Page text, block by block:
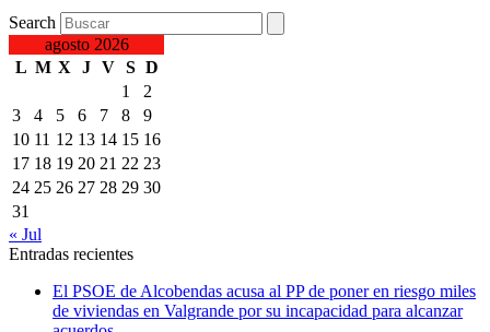
Search
agosto 2026
L M X J V S D
1
2
3
4 5 6 7 8
9
10 11 12 13 14 15 16
17 18 19 20 21 22 23
24 25 26 27 28 29 30
31
« Jul
Entradas recientes
El PSOE de Alcobendas acusa al PP de poner en riesgo miles
de viviendas en Valgrande por su incapacidad para alcanzar